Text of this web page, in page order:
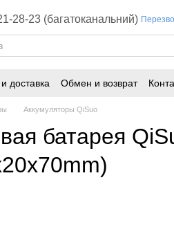
28-23 (багатоканальний)
доставка Обмен и возврат
Аккумуляторы QiSuo
батарея